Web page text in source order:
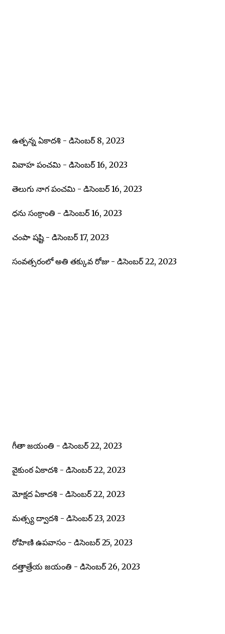
ఉత్పన్న ఏకాదశి - డిసెంబర్ 8, 2023
వివాహ పంచమి - డిసెంబర్ 16, 2023
తెలుగు నాగ పంచమి - డిసెంబర్ 16, 2023
ధను సంక్రాంతి - డిసెంబర్ 16, 2023
చంపా షష్టి - డిసెంబర్ 17, 2023
సంవత్సరంలో అతి తక్కువ రోజు - డిసెంబర్ 22, 2023
గీతా జయంతి - డిసెంబర్ 22, 2023
వైకుంఠ ఏకాదశి - డిసెంబర్ 22, 2023
మోక్షద ఏకాదశి - డిసెంబర్ 22, 2023
మత్స్య ద్వాదశి - డిసెంబర్ 23, 2023
రోహిణి ఉపవాసం - డిసెంబర్ 25, 2023
దత్తాత్రేయ జయంతి - డిసెంబర్ 26, 2023